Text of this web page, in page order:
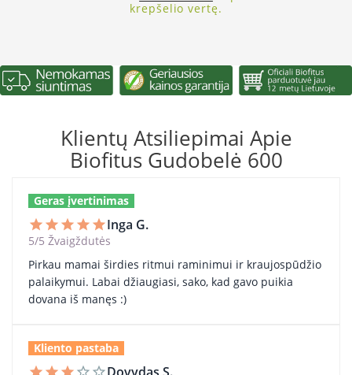
krepšelio vertę.
Klientų Atsiliepimai Apie
Biofitus Gudobelė 600
Geras įvertinimas
star star star star starInga G.
5/5 Žvaigždutės
Pirkau mamai širdies ritmui raminimui ir kraujospūdžio
palaikymui. Labai džiaugiasi, sako, kad gavo puikia
dovana iš manęs :)
Kliento pastaba
star star star star_border star_border